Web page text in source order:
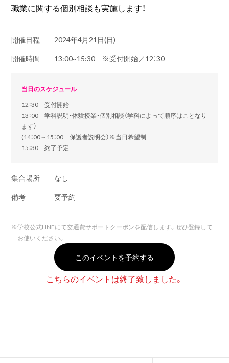
職業に関する個別相談も実施します！
開催日程
2024年4月21日(日)
開催時間
13:00~15:30 ※受付開始／12：30
当日のスケジュール
12：30 受付開始
13：00 学科説明・体験授業・個別相談（学科によって順序はことなり
ます）
(14：00～15：00 保護者説明会）※当日希望制
15：30 終了予定
集合場所
なし
備考
要予約
※学校公式LINEにて交通費サポートクーポンを配信します。ぜひ登録して
お使いください。
このイベントを予約する
こちらのイベントは終了致しました。